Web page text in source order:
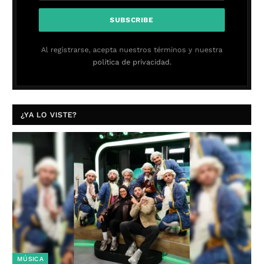
Al registrarse, acepta nuestros términos y nuestra
política de privacidad.
¿YA LO VISTE?
MÚSICA